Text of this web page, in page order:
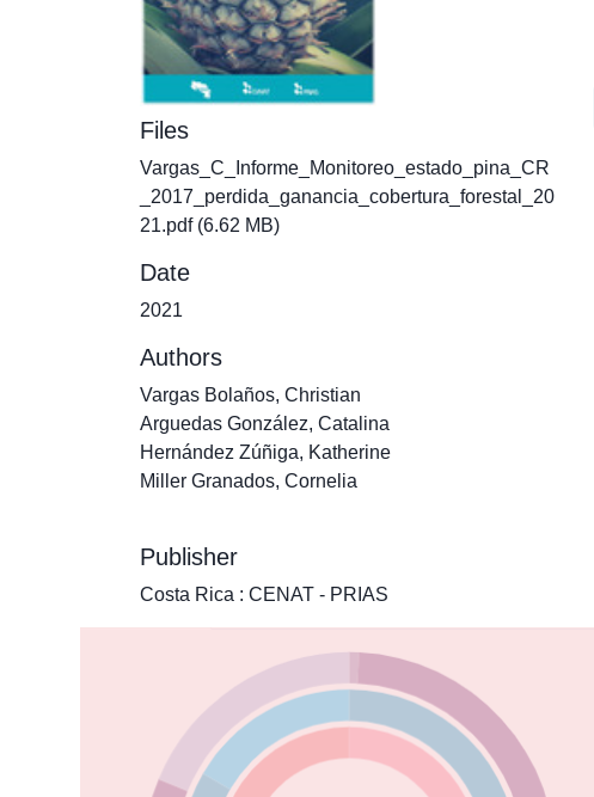
Files
Vargas_C_Informe_Monitoreo_estado_pina_CR
_2017_perdida_ganancia_cobertura_forestal_20
21.pdf(6.62 MB)
Date
2021
Authors
Vargas Bolaños, Christian
Arguedas González, Catalina
Hernández Zúñiga, Katherine
Miller Granados, Cornelia
Publisher
Costa Rica : CENAT - PRIAS